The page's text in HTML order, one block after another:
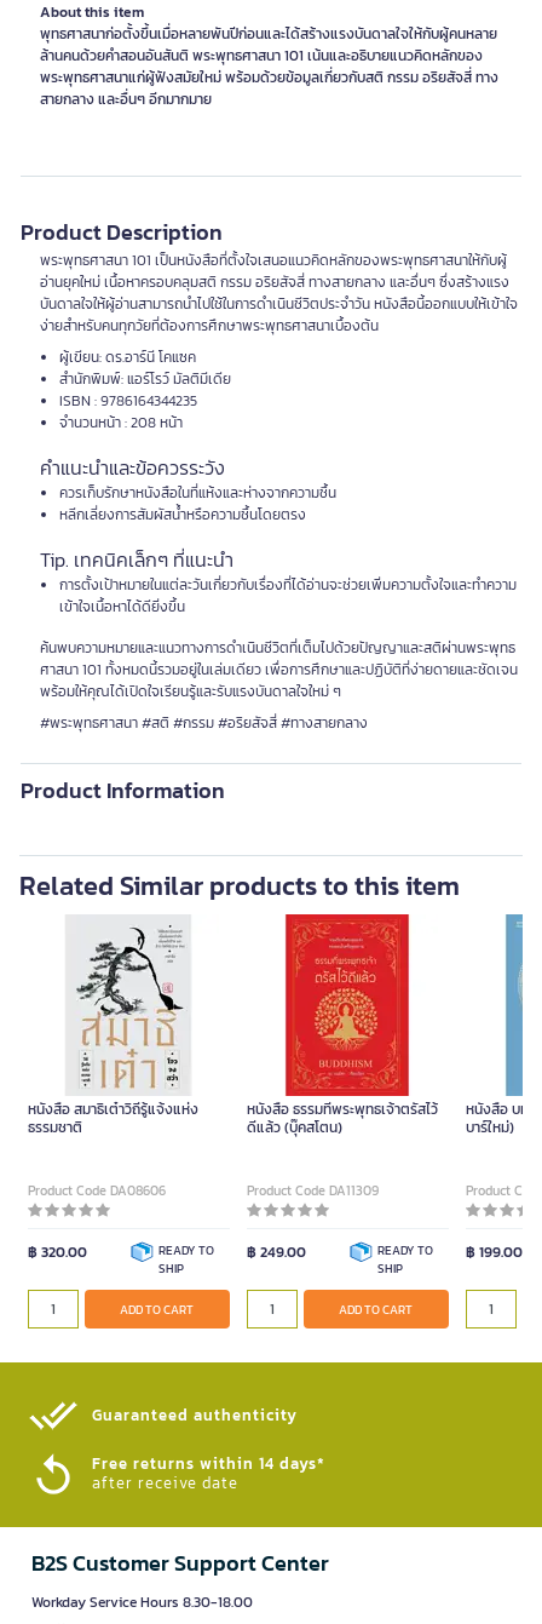
About this item
พุทธศาสนาก่อตั้งขึ้นเมื่อหลายพันปีก่อนและได้สร้างแรงบันดาลใจให้กับผู้คนหลาย
ล้านคนด้วยคำสอนอันสันติ พระพุทธศาสนา 101 เน้นและอธิบายแนวคิดหลักของ
พระพุทธศาสนาแก่ผู้ฟังสมัยใหม่ พร้อมด้วยข้อมูลเกี่ยวกับสติ กรรม อริยสัจสี่ ทาง
สายกลาง และอื่นๆ อีกมากมาย
Product Description
พระพุทธศาสนา 101 เป็นหนังสือที่ตั้งใจเสนอแนวคิดหลักของพระพุทธศาสนาให้กับผู้
อ่านยุคใหม่ เนื้อหาครอบคลุมสติ กรรม อริยสัจสี่ ทางสายกลาง และอื่นๆ ซึ่งสร้างแรง
บันดาลใจให้ผู้อ่านสามารถนำไปใช้ในการดำเนินชีวิตประจำวัน หนังสือนี้ออกแบบให้เข้าใจ
ง่ายสำหรับคนทุกวัยที่ต้องการศึกษาพระพุทธศาสนาเบื้องต้น
ผู้เขียน: ดร.อาร์นี โคแซค
สำนักพิมพ์: แอร์โรว์ มัลติมีเดีย
ISBN : 9786164344235
จำนวนหน้า : 208 หน้า
คำแนะนำและข้อควรระวัง
ควรเก็บรักษาหนังสือในที่แห้งและห่างจากความชื้น
หลีกเลี่ยงการสัมผัสน้ำหรือความชื้นโดยตรง
Tip. เทคนิคเล็กๆ ที่แนะนำ
การตั้งเป้าหมายในแต่ละวันเกี่ยวกับเรื่องที่ได้อ่านจะช่วยเพิ่มความตั้งใจและทำความ
เข้าใจเนื้อหาได้ดียิ่งขึ้น
ค้นพบความหมายและแนวทางการดำเนินชีวิตที่เต็มไปด้วยปัญญาและสติผ่านพระพุทธ
ศาสนา 101 ทั้งหมดนี้รวมอยู่ในเล่มเดียว เพื่อการศึกษาและปฏิบัติที่ง่ายดายและชัดเจน
พร้อมให้คุณได้เปิดใจเรียนรู้และรับแรงบันดาลใจใหม่ ๆ
#พระพุทธศาสนา #สติ #กรรม #อริยสัจสี่ #ทางสายกลาง
Product Information
Related Similar products to this item
หนังสือ สมาธิเต๋าวิถีรู้แจ้งแห่ง
ธรรมชาติ
Product Code DA08606
฿ 320.00
READY TO
SHIP
ADD TO CART
หนังสือ ธรรมที่พระพุทธเจ้าตรัสไว้
ดีแล้ว (บุ๊คสโตน)
Product Code DA11309
฿ 249.00
READY TO
SHIP
ADD TO CART
หนังสือ บทส
บาร์ใหม่)
Product
฿ 199.00
Guaranteed authenticity​
Free returns within 14 days*
after receive date
B2S Customer Support Center
Workday Service Hours 8.30-18.00